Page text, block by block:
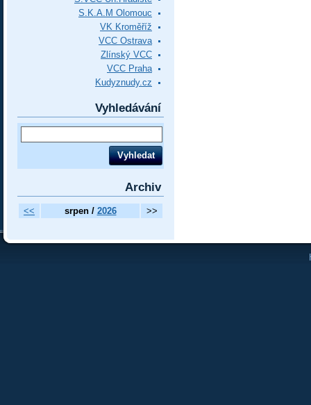
S.K.A.M Olomouc
VK Kroměříž
VCC Ostrava
Zlínský VCC
VCC Praha
Kudyznudy.cz
Vyhledávání
Archiv
<< srpen / 2026 >>